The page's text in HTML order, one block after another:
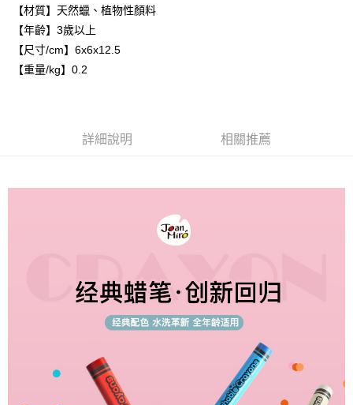
臺灣離島-金、馬、澎
每筆NT$100，滿NT$1,000(含以上)免運費
【材質】天然蠟、植物性顏料
【年齡】3歲以上
【尺寸/cm】6x6x12.5
【重量/kg】0.2
詳細說明 相關推薦